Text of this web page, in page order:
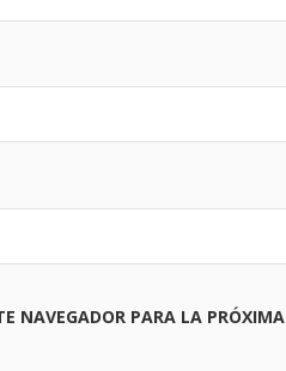
NAVEGADOR PARA LA PRÓXIMA